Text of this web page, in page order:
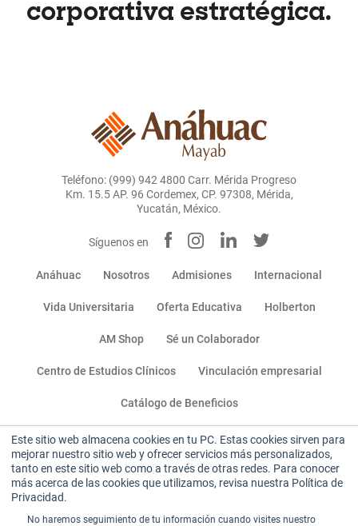
Este sitio web almacena cookies en tu PC. Estas cookies sirven para
mejorar nuestro sitio web y ofrecer servicios más personalizados,
tanto en este sitio web como a través de otras redes. Para conocer
más acerca de las cookies que utilizamos, revisa nuestra Política de
Privacidad.
No haremos seguimiento de tu información cuando visites nuestro
corporativa estratégica.
Teléfono: (999) 942 4800 Carr. Mérida Progreso
Km. 15.5 AP. 96 Cordemex, CP. 97308, Mérida,
Yucatán, México.
Síguenos en
Anáhuac Nosotros Admisiones Internacional
Vida Universitaria Oferta Educativa Holberton
AM Shop Sé un Colaborador
Centro de Estudios Clínicos Vinculación empresarial
Catálogo de Beneficios
Miembro de: